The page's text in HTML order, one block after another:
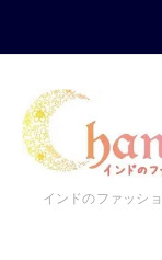
インドのファッシ